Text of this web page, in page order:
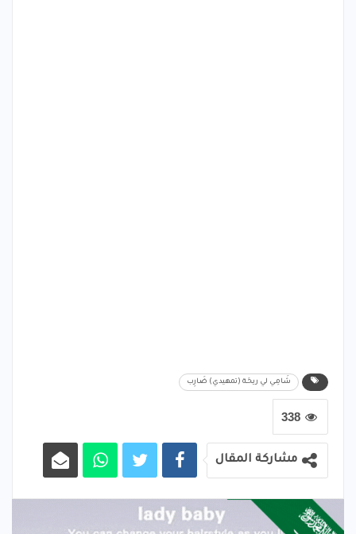
شَـامِـي لي ريحَـة (تمهيدي) ضَـارِب
338
مشاركة المقال